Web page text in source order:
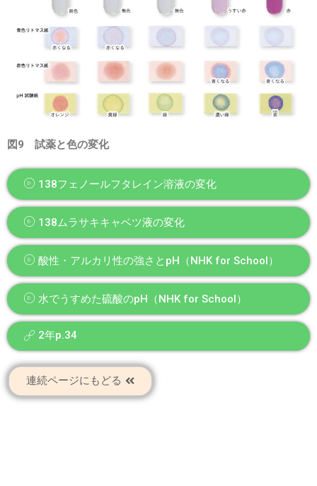
図9 試薬と色の変化
138フェノールフタレイン溶液の変化
138ムラサキキャベツ液の変化
酸性・アルカリ性の強さとpH（NHK for School）
水でうすめた硫酸のpH（NHK for School）
2年p.34
連続ページにもどる